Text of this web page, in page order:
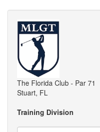
The Florida Club - Par 71
Stuart, FL
Training Division